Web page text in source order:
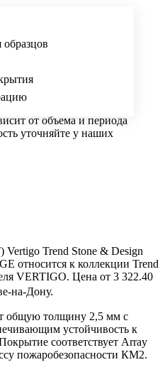
от объема и периода
уточняйте у наших
Trend Stone & Design
относится к коллекции Trend
VERTIGO. Цена от 3 322.40
на-Дону.
общую толщину 2,5 мм с
устойчивость к
соответствует Array
пожаробезопасности КМ2.